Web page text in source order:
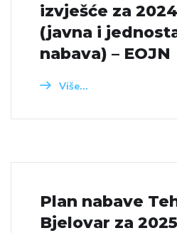
izvješće za
(javna i
nabava) – EOJN
Više...
Plan nabave
Bjelovar za